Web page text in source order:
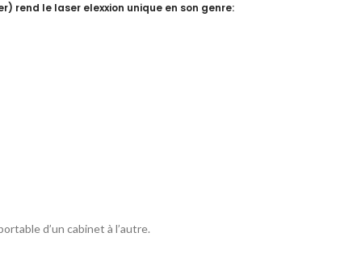
rend le laser elexxion unique en son genre:
d’un cabinet à l’autre.